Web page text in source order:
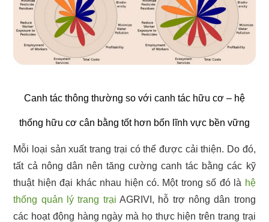
Canh tác thông thường so với canh tác hữu cơ – hệ
thống hữu cơ cân bằng tốt hơn bốn lĩnh vực bền vững
Mỗi loại sản xuất trang trại có thể được cải thiện. Do đó,
tất cả nông dân nên tăng cường canh tác bằng các kỹ
thuật hiện đại khác nhau hiện có. Một trong số đó là hệ
thống quản lý trang trại AGRIVI, hỗ trợ nông dân trong
các hoạt động hàng ngày mà họ thực hiện trên trang trại